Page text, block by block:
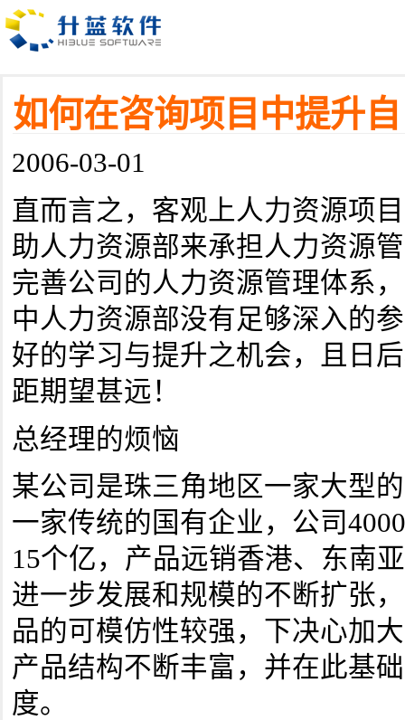
如何在咨询项目中提升
2006-03-01
直而言之，客观上人力资源项
助人力资源部来承担人力资源
完善公司的人力资源管理体系
中人力资源部没有足够深入的
好的学习与提升之机会，且日
距期望甚远！
总经理的烦恼
某公司是珠三角地区一家大型
一家传统的国有企业，公司
15个亿，产品远销香港、东南
进一步发展和规模的不断扩张
品的可模仿性较强，下决心加
产品结构不断丰富，并在此基
度。